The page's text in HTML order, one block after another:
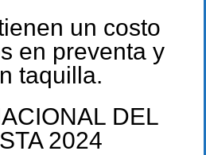
un costo
en preventa y
taquilla.
DEL
2024